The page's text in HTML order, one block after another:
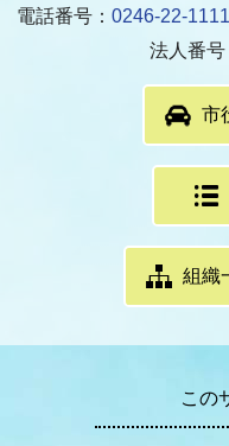
電話番号： 0246-22-1111
法人番
市
組織
この